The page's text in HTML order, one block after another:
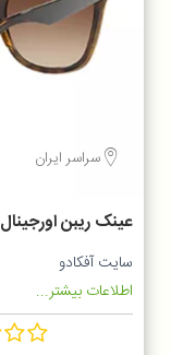
سراسر ایران
عینک ریبن اورجینال rb4440n 71013
سایت آفکادو
اطلاعات بیشتر...